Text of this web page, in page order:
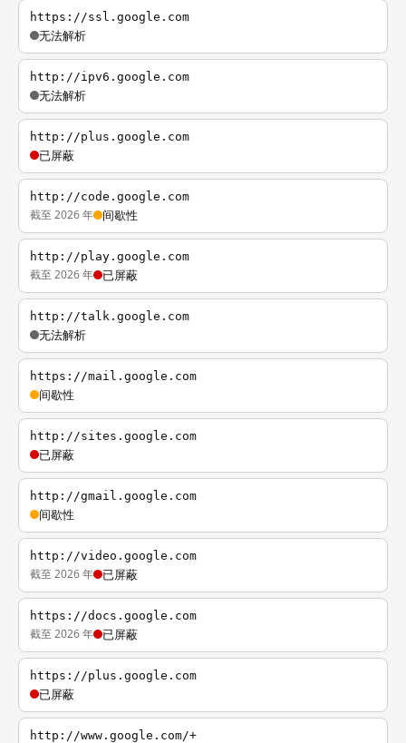
https://ssl.google.com
无法解析
http://ipv6.google.com
无法解析
http://plus.google.com
已屏蔽
http://code.google.com
截至 2026 年 间歇性
http://play.google.com
截至 2026 年 已屏蔽
http://talk.google.com
无法解析
https://mail.google.com
间歇性
http://sites.google.com
已屏蔽
http://gmail.google.com
间歇性
http://video.google.com
截至 2026 年 已屏蔽
https://docs.google.com
截至 2026 年 已屏蔽
https://plus.google.com
已屏蔽
http://www.google.com/+